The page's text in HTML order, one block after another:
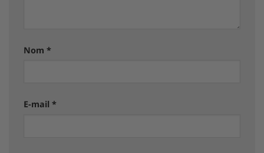
Nom *
E-mail *